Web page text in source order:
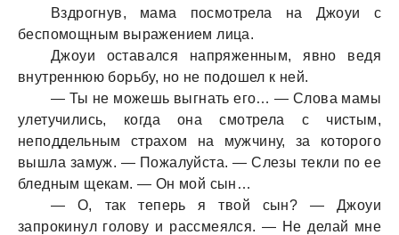
Вздрогнув, мама посмотрела на Джоуи с
беспомощным выражением лица.
Джоуи оставался напряженным, явно ведя
внутреннюю борьбу, но не подошел к ней.
— Ты не можешь выгнать его… — Слова мамы
улетучились, когда она смотрела с чистым,
неподдельным страхом на мужчину, за которого
вышла замуж. — Пожалуйста. — Слезы текли по ее
бледным щекам. — Он мой сын…
— О, так теперь я твой сын? — Джоуи
запрокинул голову и рассмеялся. — Не делай мне